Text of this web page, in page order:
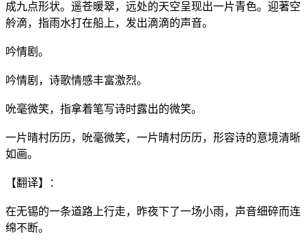
成九点形状。遥苍暖翠，远处的天空呈现出一片青色。迎著空
舲滴，指雨水打在船上，发出滴滴的声音。
吟情剧。
吟情剧，诗歌情感丰富激烈。
吮毫微笑，指拿着笔写诗时露出的微笑。
一片晴村历历，吮毫微笑，一片晴村历历，形容诗的意境清晰
如画。
【翻译】：
在无锡的一条道路上行走，昨夜下了一场小雨，声音细碎而连
绵不断。